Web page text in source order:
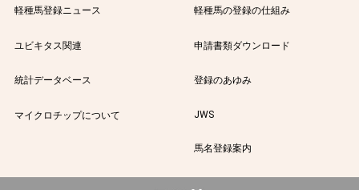
軽種馬登録ニュース 軽種馬の登録の仕組み
ユビキタス関連 申請書類ダウンロード
統計データベース 登録のあゆみ
マイクロチップについて JWS
馬名登録案内